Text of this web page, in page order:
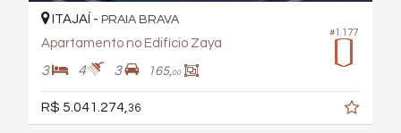
#1.177
ITAJAÍ - PRAIA BRAVA
Apartamento no Edifício Zaya
3 4 3 165,00
R$ 5.041.274, 36